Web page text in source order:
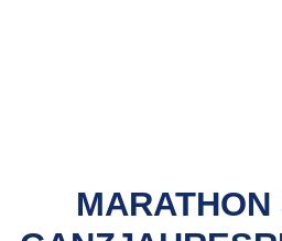
MARATHON